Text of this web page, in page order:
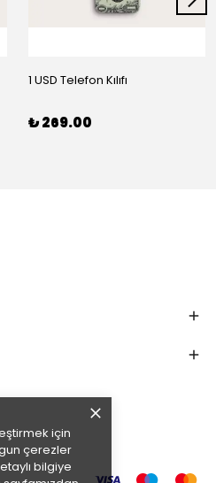
için
çerezler
bilgiye
1 USD Telefon Kılıfı
₺ 269.00